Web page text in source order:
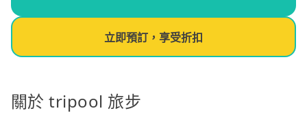
立即預訂，享受折扣
關於 tripool 旅步